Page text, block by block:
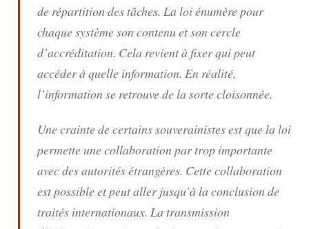
de répartition des tâches. La loi énumère pour
chaque système son contenu et son cercle
d’accréditation. Cela revient à fixer qui peut
accéder à quelle information. En réalité,
l’information se retrouve de la sorte cloisonnée.
Une crainte de certains souverainistes est que la loi
permette une collaboration par trop importante
avec des autorités étrangères. Cette collaboration
est possible et peut aller jusqu’à la conclusion de
traités internationaux. La transmission